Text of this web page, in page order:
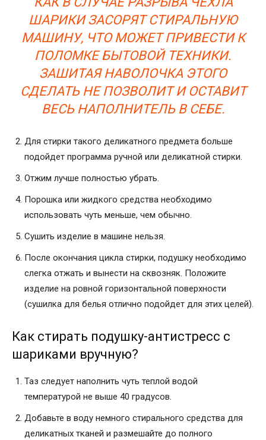
ШАРИКИ ЗАСОРЯТ СТИРАЛЬНУЮ
МАШИНУ, ЧТО МОЖЕТ ПРИВЕСТИ К
ПОЛОМКЕ БЫТОВОЙ ТЕХНИКИ.
ЗАШИТАЯ НАВОЛОЧКА ЭТОГО
СДЕЛАТЬ НЕ ПОЗВОЛИТ И ОСТАВИТ
ВЕСЬ НАПОЛНИТЕЛЬ В СЕБЕ.
Для стирки такого деликатного предмета больше
подойдет программа ручной или деликатной стирки.
Отжим лучше полностью убрать.
Порошка или жидкого средства необходимо
использовать чуть меньше, чем обычно.
Сушить изделие в машине нельзя.
После окончания цикла стирки, подушку необходимо
слегка отжать и вынести на сквозняк. Положите
изделие на ровной горизонтальной поверхности
(сушилка для белья отлично подойдет для этих целей).
Как стирать подушку-антистресс с
шариками вручную?
Таз следует наполнить чуть теплой водой
температурой не выше 40 градусов.
Добавьте в воду немного стирального средства для
деликатных тканей и размешайте до полного